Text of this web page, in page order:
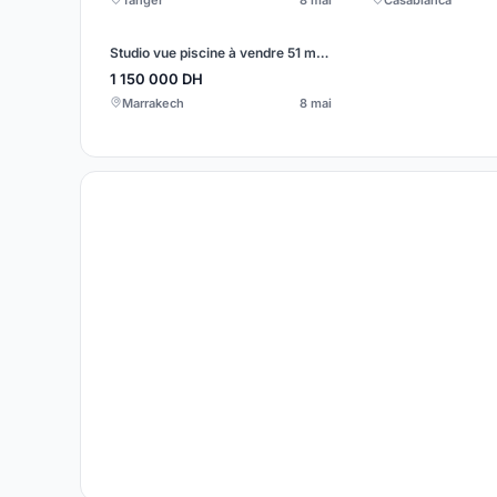
Studio vue piscine à vendre 51 m² à Marrakech
1 150 000 DH
Marrakech 8 mai